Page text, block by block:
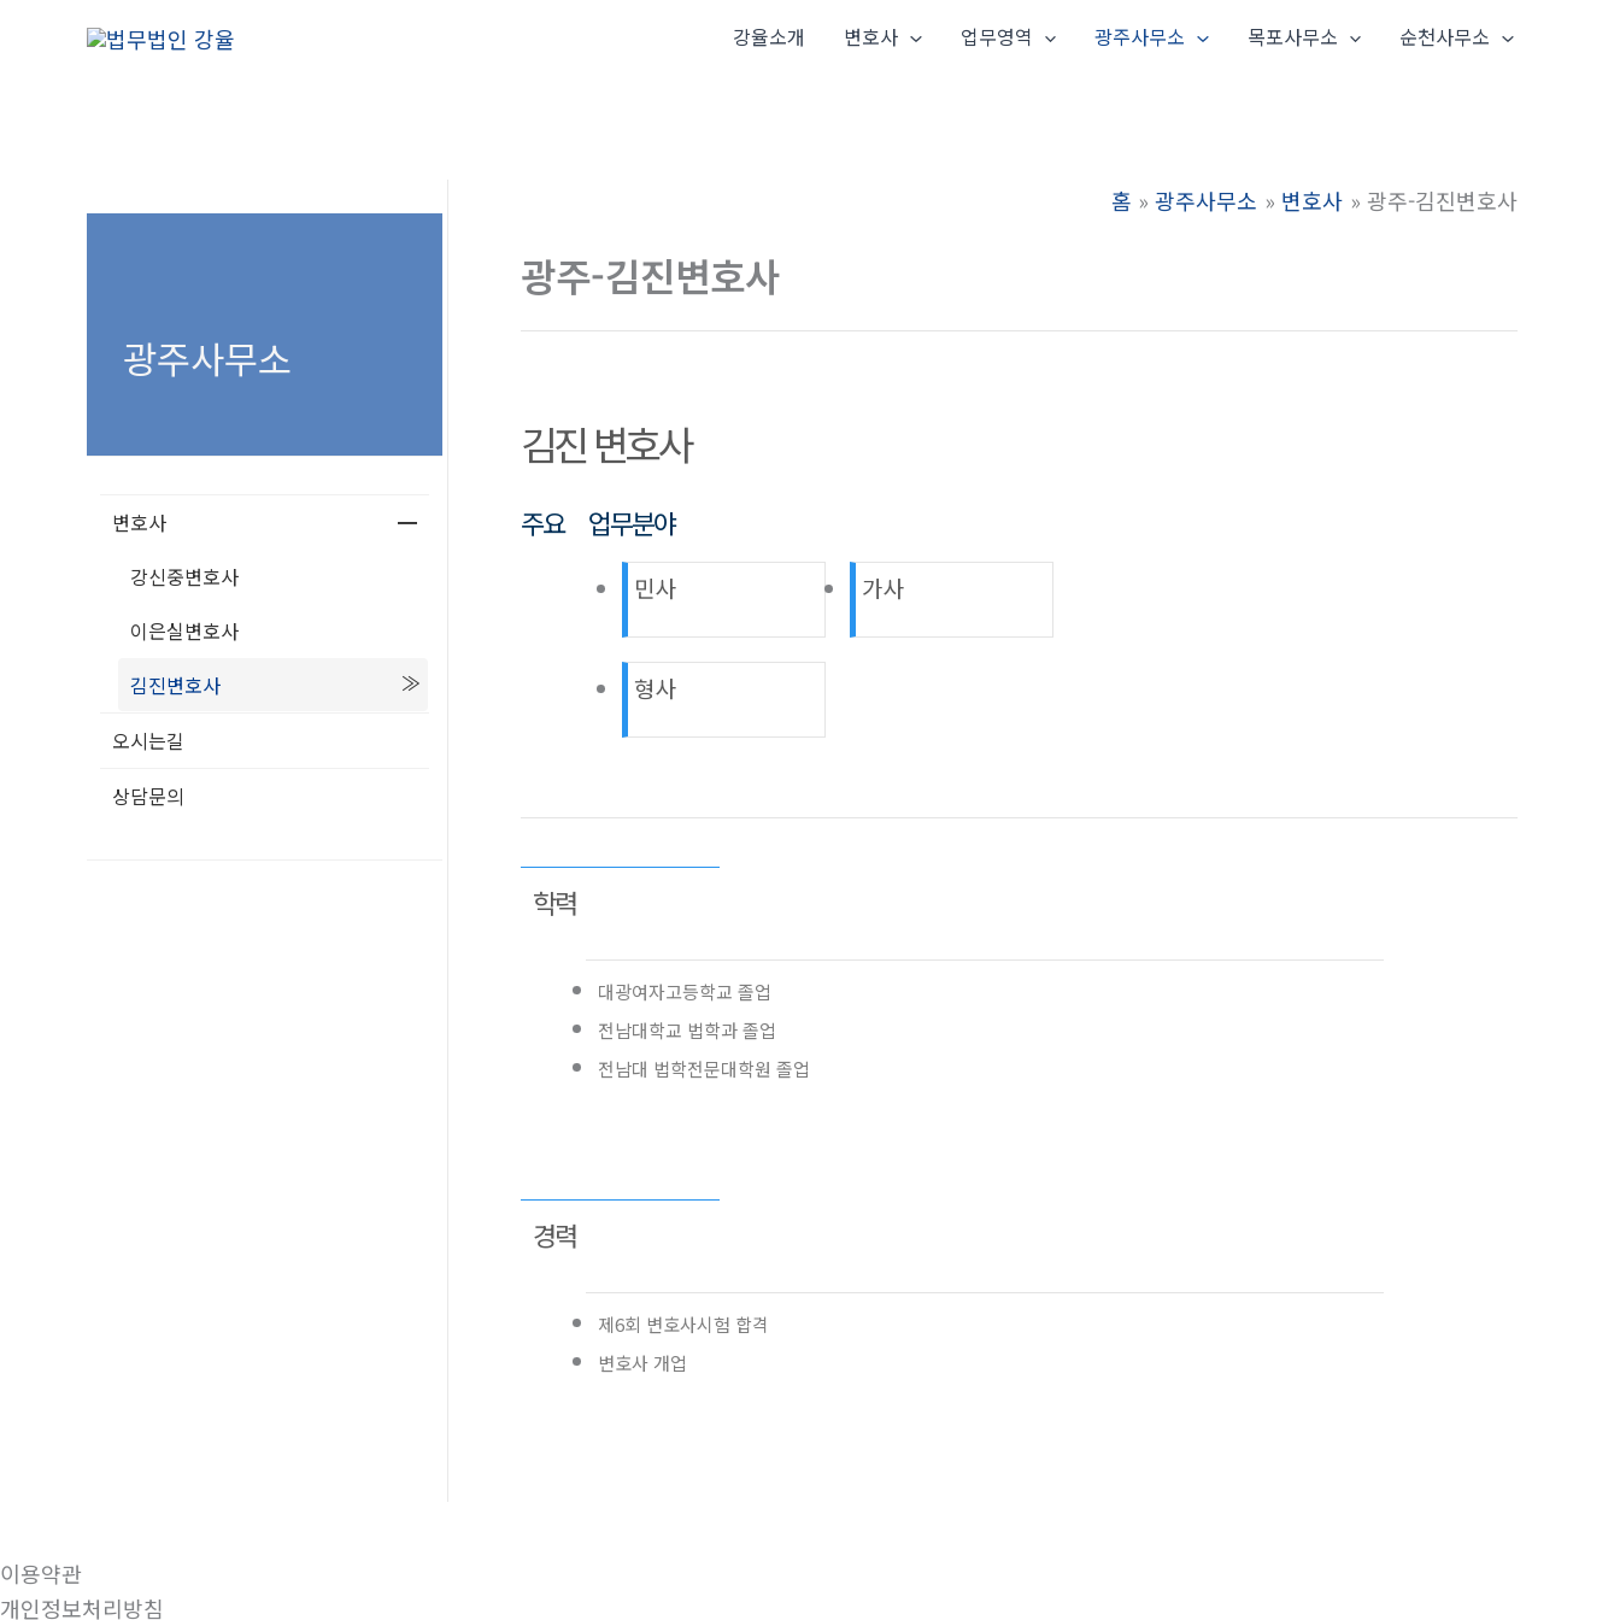
강율소개 변호사 업무영역 광주사무소 목포사무소 순천사무소
광주사무소
변호사
강신중변호사
이은실변호사
김진변호사
오시는길
상담문의
홈 광주사무소 변호사 광주-김진변호사
광주-김진변호사
김진 변호사
주요 업무분야
민사 가사
형사
학력
대광여자고등학교 졸업
전남대학교 법학과 졸업
전남대 법학전문대학원 졸업
경력
제6회 변호사시험 합격
변호사 개업
이용약관
개인정보처리방침